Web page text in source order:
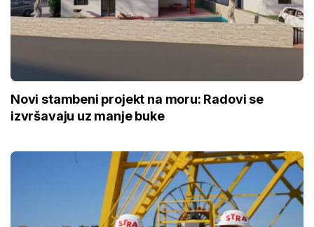
Novi stambeni projekt na moru: Radovi se
izvršavaju uz manje buke